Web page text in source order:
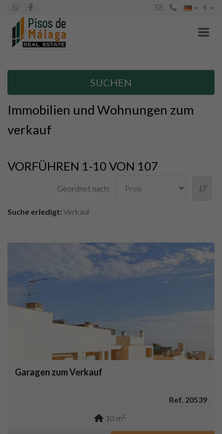
€
SUCHEN
Immobilien und Wohnungen zum
verkauf
VORFÜHREN 1-10 VON 107
Geordnet nach:
Suche erledigt: Verkauf
Garagen zum Verkauf
Ref. 20539
10 m2